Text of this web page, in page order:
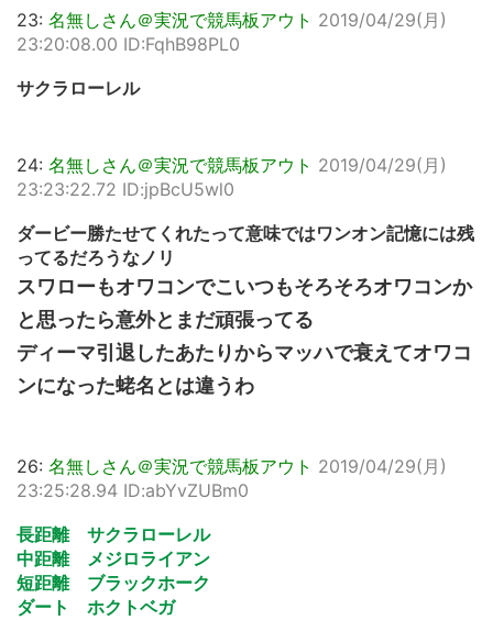
23: 名無しさん＠実況で競馬板アウト 2019/04/29(月)
23:20:08.00 ID:FqhB98PL0
サクラローレル
24: 名無しさん＠実況で競馬板アウト 2019/04/29(月)
23:23:22.72 ID:jpBcU5wl0
ダービー勝たせてくれたって意味ではワンオン記憶には残
ってるだろうなノリ
スワローもオワコンでこいつもそろそろオワコンか
と思ったら意外とまだ頑張ってる
ディーマ引退したあたりからマッハで衰えてオワコ
ンになった蛯名とは違うわ
26: 名無しさん＠実況で競馬板アウト 2019/04/29(月)
23:25:28.94 ID:abYvZUBm0
長距離 サクラローレル
中距離 メジロライアン
短距離 ブラックホーク
ダート ホクトベガ